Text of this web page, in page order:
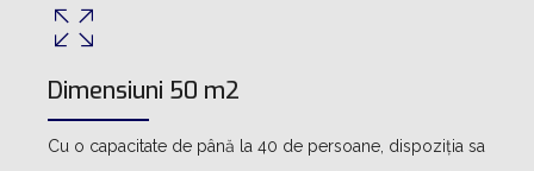
Dimensiuni 50 m2
Cu o capacitate de până la 40 de persoane, dispoziția sa